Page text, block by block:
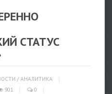
СТАТУС
/ АНАЛИТИКА
901 0